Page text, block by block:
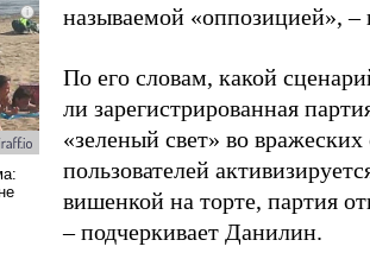
называемой «оппозицией», –
По его словам, какой
ли зарегистрированная
«зеленый свет» во
пользователей
вишенкой на торте, партия
– подчеркивает Данилин.